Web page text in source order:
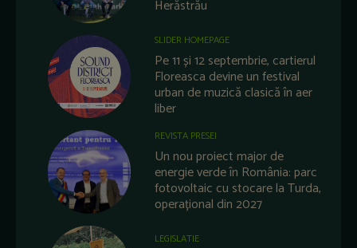
Herăstrău
SLIDER HOMEPAGE
Pe 11 și 12 septembrie, cartierul
Floreasca devine un festival
urban de muzică clasică în aer
liber
REVISTA PRESEI
Un nou proiect major de
energie verde în România: parc
fotovoltaic cu stocare la Turda,
operațional din 2027
LEGISLATIE